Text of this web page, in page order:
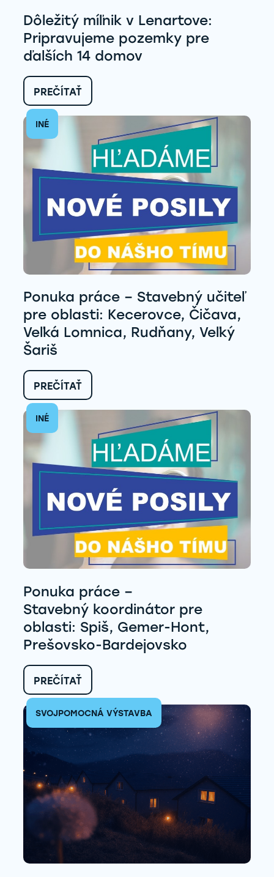
Dôležitý míľnik v Lenartove:
Pripravujeme pozemky pre
ďalších 14 domov
PREČÍTAŤ:
DÔLEŽITÝ
MÍĽNIK
LENARTOVE:
PRIPRAVUJEME
POZEMKY
PRE
ĎALŠÍCH
14
DOMOV
INÉ
Ponuka práce – Stavebný učiteľ
pre oblasti: Kecerovce, Čičava,
Veľká Lomnica, Rudňany, Veľký
Šariš
PREČÍTAŤ:
PONUKA
PRÁCE
STAVEBNÝ UČITEĽ
PRE
OBLASTI:
KECEROVCE,
ČIČAVA,
VEĽKÁ
LOMNICA,
RUDŇANY,
VEĽKÝ
ŠARIŠ
INÉ
Ponuka práce –
Stavebný koordinátor pre
oblasti: Spiš, Gemer-Hont,
Prešovsko-Bardejovsko
PREČÍTAŤ:
PONUKA
–
STAVEBNÝ KOORDINÁTOR
PRE
OBLASTI:
SPIŠ,
GEMER-
HONT,
PREŠOVSKO-
BARDEJOVSKO
SVOJPOMOCNÁ VÝSTAVBA